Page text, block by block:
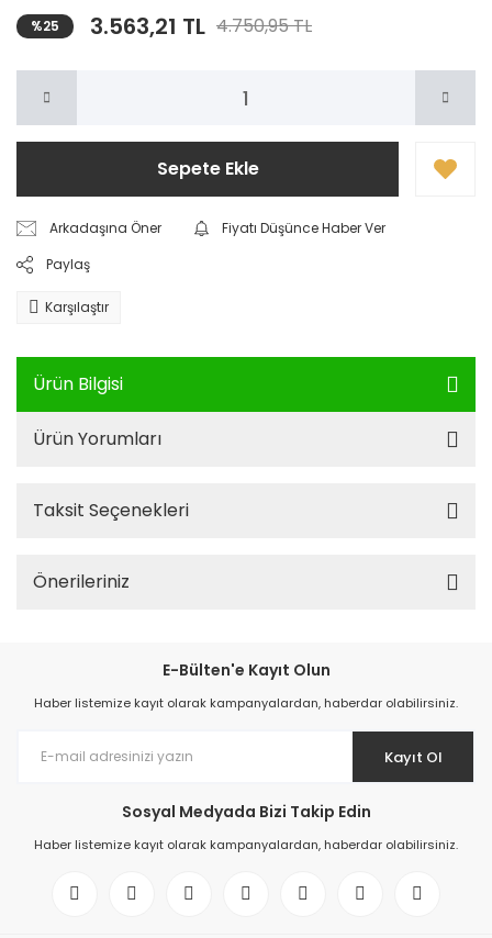
%25 3.563,21 TL 4.750,95 TL
Sepete Ekle
Arkadaşına Öner
Fiyatı Düşünce Haber Ver
Paylaş
Karşılaştır
Ürün Bilgisi
Ürün Yorumları
Taksit Seçenekleri
Önerileriniz
E-Bülten'e Kayıt Olun
Haber listemize kayıt olarak kampanyalardan, haberdar olabilirsiniz.
Kayıt Ol
Sosyal Medyada Bizi Takip Edin
Haber listemize kayıt olarak kampanyalardan, haberdar olabilirsiniz.